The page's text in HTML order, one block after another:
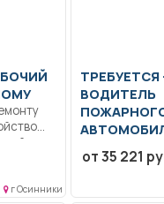
г Осинники
ТРЕБУЕТСЯ
ВОДИТЕЛЬ
образование..
от 35 221